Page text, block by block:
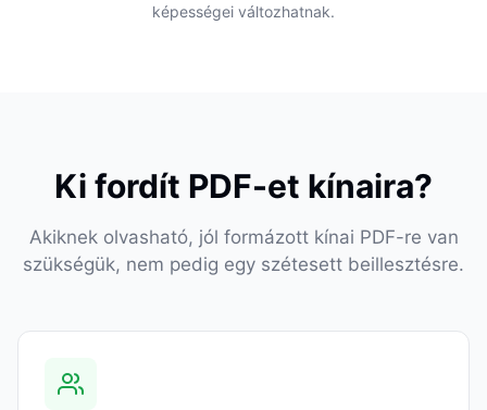
képességei változhatnak.
Ki fordít PDF-et kínaira?
Akiknek olvasható, jól formázott kínai PDF-re van
szükségük, nem pedig egy szétesett beillesztésre.